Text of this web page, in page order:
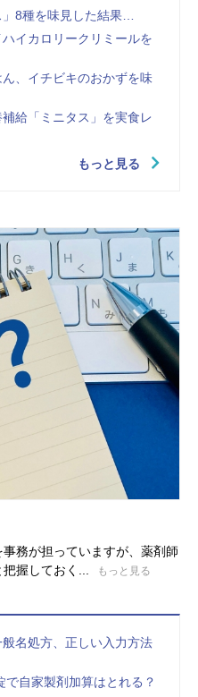
8種を味見した結果…
イカロリークリミールを
、イチビキのおかずを味
給「ミニタス」を実食レ
もっと見る
務が担っていますが、薬剤師
握しておく...
もっと見る
名処方、正しい入力方法
自家製剤加算はとれる？